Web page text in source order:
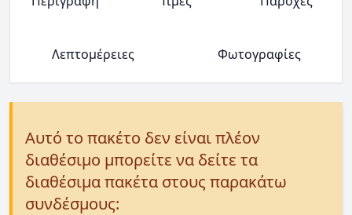
Λεπτομέρειες Φωτογραφίες
Αυτό το πακέτο δεν είναι πλέον
διαθέσιμο μπορείτε να δείτε τα
διαθέσιμα πακέτα στους παρακάτω
συνδέσμους: